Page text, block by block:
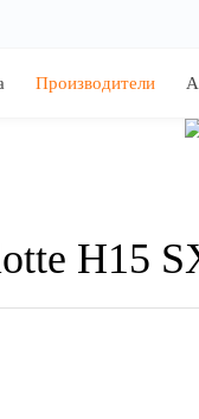
Производители
H15